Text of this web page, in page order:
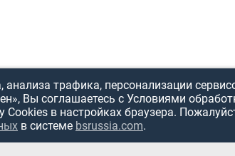
трафика, персонализации
Вы соглашаетесь с Условиями
в настройках браузера.
в системе bsrussia.com.